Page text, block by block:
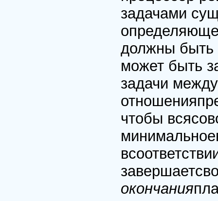
задачами
должны быть
может быть
задачи
чтобы
окончания